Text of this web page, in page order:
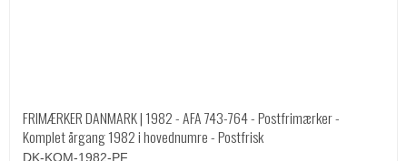
FRIMÆRKER DANMARK | 1982 - AFA 743-764 - Postfrimærker -
Komplet årgang 1982 i hovednumre - Postfrisk
DK-KOM-1982-PF